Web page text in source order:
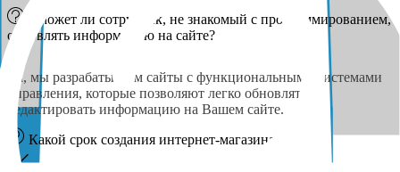
Сможет ли сотрудник, не знакомый с программированием,
обновлять информацию на сайте?
Да, мы разрабатываем сайты с функциональными системами
управления, которые позволяют легко обновлять и
редактировать информацию на Вашем сайте.
Какой срок создания интернет-магазина?